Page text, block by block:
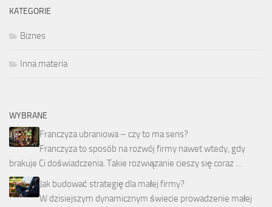
KATEGORIE
Biznes
Inna materia
WYBRANE
Franczyza ubraniowa – czy to ma sens?
Franczyza to sposób na rozwój firmy nawet wtedy, gdy
brakuje Ci doświadczenia. Takie rozwiązanie cieszy się coraz …
Jak budować strategię dla małej firmy?
W dzisiejszym dynamicznym świecie prowadzenie małej